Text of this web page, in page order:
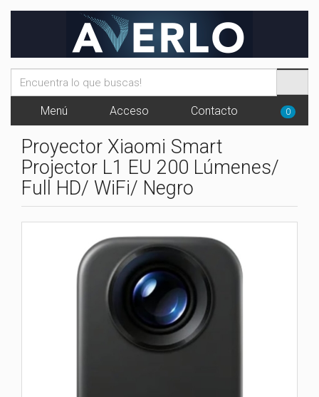
Menú Acceso Contacto 0
Proyector Xiaomi Smart
Projector L1 EU 200 Lúmenes/
Full HD/ WiFi/ Negro